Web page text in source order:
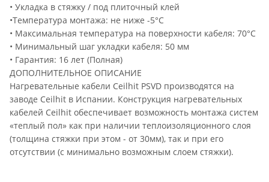
• Укладка в стяжку / под плиточный клей
•Температура монтажа: не ниже -5°С
• Максимальная температура на поверхности кабеля: 70°C
• Минимальный шаг укладки кабеля: 50 мм
• Гарантия: 16 лет (Полная)
ДОПОЛНИТЕЛЬНОЕ ОПИСАНИЕ
Нагревательные кабели Ceilhit PSVD производятся на
заводе Ceilhit в Испании. Конструкция нагревательных
кабелей Ceilhit обеспечивает возможность монтажа систем
«теплый пол» как при наличии теплоизоляционного слоя
(толщина стяжки при этом - от 30мм), так и при его
отсутствии (с минимально возможным слоем стяжки).